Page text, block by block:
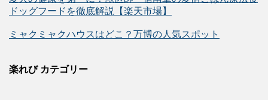
ドッグフードを徹底解説【楽天市場】
ミャクミャクハウスはどこ？万博の人気スポット
楽れび カテゴリー